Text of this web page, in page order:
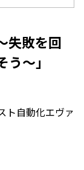
失敗を回
～」
自動化エヴァ